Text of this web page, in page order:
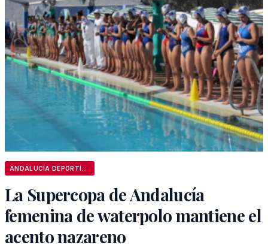
La Supercopa de Andalucía
femenina de waterpolo mantiene el
acento nazareno